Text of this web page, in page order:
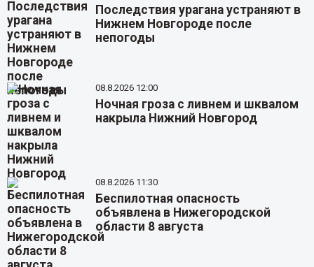
Последствия урагана устраняют в
Нижнем Новгороде после
непогоды
08.8.2026 12:00
Ночная гроза с ливнем и шквалом
накрыла Нижний Новгород
08.8.2026 11:30
Беспилотная опасность
объявлена в Нижегородской
области 8 августа